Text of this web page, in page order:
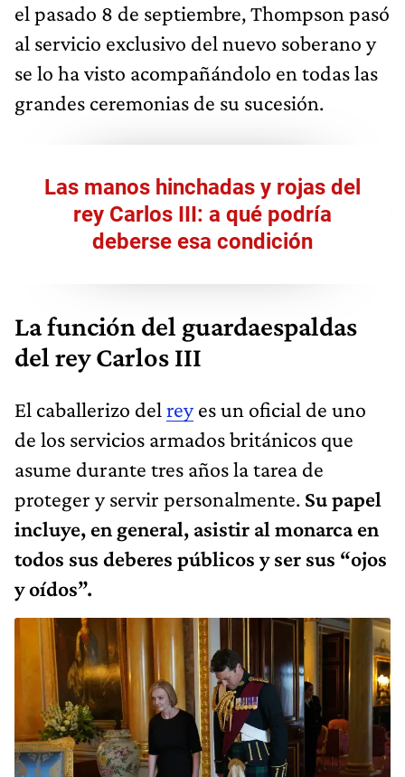
el pasado 8 de septiembre, Thompson pasó
al servicio exclusivo del nuevo soberano y
se lo ha visto acompañándolo en todas las
grandes ceremonias de su sucesión.
Las manos hinchadas y rojas del
rey Carlos III: a qué podría
deberse esa condición
La función del guardaespaldas
del rey Carlos III
El caballerizo delreyes un oficial de uno
de los servicios armados británicos que
asume durante tres años la tarea de
proteger y servir personalmente. Su papel
incluye, en general, asistir al monarca en
todos sus deberes públicos y ser sus “ojos
y oídos”.